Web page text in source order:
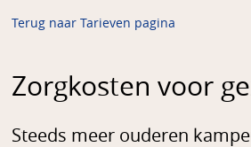
Terug naar Tarieven pagina
Zorgkosten voor
Steeds meer ouderen